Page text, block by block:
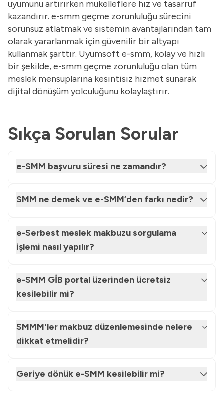
uyumunu artırırken mükelleflere hız ve tasarruf
kazandırır. e-smm geçme zorunluluğu sürecini
sorunsuz atlatmak ve sistemin avantajlarından tam
olarak yararlanmak için güvenilir bir altyapı
kullanmak şarttır. Uyumsoft e-smm, kolay ve hızlı
bir şekilde, e-smm geçme zorunluluğu olan tüm
meslek mensuplarına kesintisiz hizmet sunarak
dijital dönüşüm yolculuğunu kolaylaştırır.
Sıkça Sorulan Sorular
e-SMM başvuru süresi ne zamandır?
SMM ne demek ve e-SMM’den farkı nedir?
e-Serbest meslek makbuzu sorgulama
işlemi nasıl yapılır?
e-SMM GİB portal üzerinden ücretsiz
kesilebilir mi?
SMMM'ler makbuz düzenlemesinde nelere
dikkat etmelidir?
Geriye dönük e-SMM kesilebilir mi?